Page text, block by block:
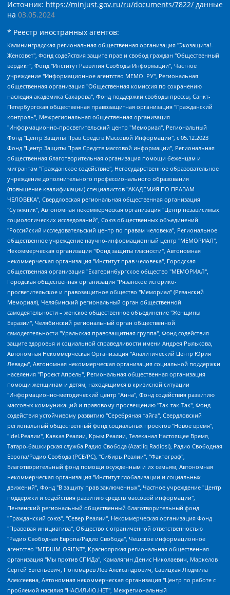
Источник: https://minjust.gov.ru/ru/documents/7822/ данные
на 03.05.2024
* Реестр иностранных агентов:
Калининградская региональная общественная организация "Экозащита!-Женсовет", Фонд содействия защите прав и свобод граждан "Общественный вердикт", Фонд "Институт Развития Свободы Информации", Частное учреждение "Информационное агентство МЕМО. РУ", Региональная общественная организация "Общественная комиссия по сохранению наследия академика Сахарова", Фонд поддержки свободы прессы, Санкт-Петербургская общественная правозащитная организация "Гражданский контроль", Межрегиональная общественная организация "Информационно-просветительский центр "Мемориал", Региональный Фонд "Центр Защиты Прав Средств Массовой Информации", с 05.12.2023 Фонд "Центр Защиты Прав Средств массовой информации", Региональная общественная благотворительная организация помощи беженцам и мигрантам "Гражданское содействие", Негосударственное образовательное учреждение дополнительного профессионального образования (повышение квалификации) специалистов "АКАДЕМИЯ ПО ПРАВАМ ЧЕЛОВЕКА", Свердловская региональная общественная организация "Сутяжник", Автономная некоммерческая организация "Центр независимых социологических исследований", Союз общественных объединений "Российский исследовательский центр по правам человека", Региональное общественное учреждение научно-информационный центр "МЕМОРИАЛ", Некоммерческая организация "Фонд защиты гласности", Автономная некоммерческая организация "Институт прав человека", Городская общественная организация "Екатеринбургское общество "МЕМОРИАЛ", Городская общественная организация "Рязанское историко-просветительское и правозащитное общество "Мемориал" (Рязанский Мемориал), Челябинский региональный орган общественной самодеятельности – женское общественное объединение "Женщины Евразии", Челябинский региональный орган общественной самодеятельности "Уральская правозащитная группа", Фонд содействия защите здоровья и социальной справедливости имени Андрея Рылькова, Автономная Некоммерческая Организация "Аналитический Центр Юрия Левады", Автономная некоммерческая организация социальной поддержки населения "Проект Апрель", Региональная общественная организация помощи женщинам и детям, находящимся в кризисной ситуации "Информационно-методический центр "Анна", Фонд содействия развитию массовых коммуникаций и правовому просвещению "Так-так-Так", Фонд содействия устойчивому развитию "Серебряная тайга", Свердловский региональный общественный фонд социальных проектов "Новое время", "Idel.Реалии", Кавказ.Реалии, Крым.Реалии, Телеканал Настоящее Время, Татаро-башкирская служба Радио Свобода (Azatliq Radiosi), Радио Свободная Европа/Радио Свобода (PCE/PC), "Сибирь.Реалии", "Фактограф", Благотворительный фонд помощи осужденным и их семьям, Автономная некоммерческая организация "Институт глобализации и социальных движений", Фонд "В защиту прав заключенных", Частное учреждение "Центр поддержки и содействия развитию средств массовой информации", Пензенский региональный общественный благотворительный фонд "Гражданский союз", "Север.Реалии", Некоммерческая организация Фонд "Правовая инициатива", Общество с ограниченной ответственностью "Радио Свободная Европа/Радио Свобода", Чешское информационное агентство "MEDIUM-ORIENT", Красноярская региональная общественная организация "Мы против СПИДа", Камалягин Денис Николаевич, Маркелов Сергей Евгеньевич, Пономарев Лев Александрович, Савицкая Людмила Алексеевна, Автономная некоммерческая организация "Центр по работе с проблемой насилия "НАСИЛИЮ.НЕТ", Межрегиональный профессиональный союз работников здравоохранения "Альянс врачей", Юридическое лицо, зарегистрированное в Латвийской Республике, SIA "Medusa Project" (регистрационный номер 40103797863, дата регистрации 10.06.2014), Некоммерческая организация "Фонд по борьбе с коррупцией", Автономная некоммерческая организация "Институт права и публичной политики", Баданин Роман Сергеевич, Гликин Максим Александрович, Железнова Мария Михайловна, Лукьянова Юлия Сергеевна, Маетная Елизавета Витальевна, Маняхин Петр Борисович, Чуракова Ольга Владимировна, Ярош Юлия Петровна, Юридическое лицо "The Insider SIA", зарегистрированное в Риге, Латвийская Республика (дата регистрации 26.06.2015), являющееся администратором доменного имени интернет-издания "The Insider SIA", https://theins.ru, Постернак Алексей Евгеньевич, Рубин Михаил Аркадьевич, Анин Роман Александрович, Юридическое лицо Istories fonds, зарегистрированное в Латвийской Республике (регистрационный номер 50008295751, дата регистрации 24.02.2020), Великовский Дмитрий Александрович, Долинина Ирина Николаевна, Мароховская Алеся Алексеевна, Шлейнов Роман Юрьевич, Шмагун Олеся Валентиновна, Общество с ограниченной ответственностью "Альтаир 2021", Общество с ограниченной ответственностью "Вега 2021", Общество с ограниченной ответственностью "Главный редактор 2021", Общество с ограниченной ответственностью "Ромашки монолит", Важенков Артем Валерьевич, Ивановская областная общественная организация "Центр гендерных исследований", Гурман Юрий Альбертович, Медиапроект "ОВД-Инфо", Егоров Владимир Владимирович, Жилинский Владимир Александрович, Общество с ограниченной ответственностью "ЗП", Иванова София Юрьевна, Карезина Инна Павловна, Кильтау Екатерина Викторовна, Петров Алексей Викторович, Пискунов Сергей Евгеньевич, Смирнов Сергей Сергеевич, Тихонов Михаил Сергеевич, Общество с ограниченной ответственностью "ЖУРНАЛИСТ-ИНОСТРАННЫЙ АГЕНТ", Арапова Галина Юрьевна, Вольтская Татьяна Анатольевна, Американская компания "Mason G.E.S. Anonymous Foundation" (США), являющаяся владельцем интернет-издания https://mnews.world/, Компания "Stichting Bellingcat", зарегистрированная в Нидерландах (дата регистрации 11.07.2018), Захаров Андрей Вячеславович, Клепиковская Екатерина Дмитриевна, Общество с ограниченной ответственностью "МЕМО", Перл Роман Александрович, Симонов Евгений Алексеевич, Соловьева Елена Анатольевна, Сотников Даниил Владимирович, Сурначева Елизавета Дмитриевна, Автономная некоммерческая организация по защите прав человека и информированию населения "Якутия – Наше Мнение", Общество с ограниченной ответственностью "Москоу диджитал медиа", с 26.01.2023 Общество с ограниченной ответственностью "Чайка Белые сады", Ветошкина Валерия Валерьевна, Заговора Максим Александрович, Межрегиональное общественное движение "Российская ЛГБТ - сеть", Оленичев Максим Владимирович, Павлов Иван Юрьевич, Скворцова Елена Сергеевна, Общество с ограниченной ответственностью "Как бы инагент", Кочетков Игорь Викторович, Общество с ограниченной ответственностью "Честные выборы", Еланчик Олег Александрович, Общество с ограниченной ответственностью "Нобелевский призыв", Гималова Регина Эмилевна, Григорьев Андрей Валерьевич, Григорьева Алина Александровна, Ассоциация по содействию защите прав призывников, альтернативнослужащих и военнослужащих "Правозащитная группа "Гражданин.Армия.Право", Хисамова Регина Фаритовна, Автономная некоммерческая организация по реализации социально-правовых программ "Лилит", Дальневосточное общественное движение "Маяк", Санкт-Петербургская ЛГБТ-инициативная группа "Выход", Инициативная группа ЛГБТ+ "Реверс", Алексеев Андрей Викторович, Бекбулатова Таисия Львовна, Беляев Иван Михайлович, Владыкина Елена Сергеевна, Гельман Марат Александрович, Никульшина Вероника Юрьевна, Толоконникова Надежда Андреевна, Шендерович Виктор Анатольевич, Общество с ограниченной ответственностью "Данное сообщение", Общество с ограниченной ответственностью Издательский дом "Новая глава", Айнбиндер Александра Александровна, Московский комьюнити-центр для ЛГБТ+инициатив, Благотворительный фонд развития филантропии, Deutsche Welle (Германия, Kurt-Schumacher-Strasse 3, 53113 Bonn), Борзунова Мария Михайловна, Воробьев Виктор Викторович, Голубева Анна Львовна, Константинова Алла Михайловна, Малкова Ирина Владимировна, Мурадов Мурад Абдулгалимович, Осетинская Елизавета Николаевна, Понасенков Евгений Николаевич, Ганапольский Матвей Юрьевич, Киселев Евгений Алексеевич, Борухович Ирина Григорьевна, Дремин Иван Тимофеевич, Дубровский Дмитрий Викторович, Красноярская региональная общественная организация поддержки и развития альтернативных образовательных технологий и межкультурных коммуникаций "ИНТЕРРА", Маяковская Екатерина Алексеевна, Фейгин Марк Захарович, Филимонов Андрей Викторович, Дзугкоева Регина Николаевна, Доброхотов Роман Александрович, Дудь Юрий Александрович, Елкин Сергей Владимирович, Кругликов Кирилл Игоревич, Сабунаева Мария Леонидовна, Семенов Алексей Владимирович, Шаинян Карен Багратович, Шульман Екатерина Михайловна, Асафьев Артур Валерьевич, Вахштайн Виктор Семенович, Венедиктов Алексей Алексеевич, Лушникова Екатерина Евгеньевна, Волков Леонид Михайлович, Невзоров Александр Глебович, Пархоменко Сергей Борисович, Сироткин Ярослав Николаевич, Кара-Мурза Владимир Владимирович, Баранова Наталья Владимировна, Гозман Леонид Яковлевич, Кагарлицкий Борис Юльевич, Климарев Михаил Валерьевич, Милов Владимир Станиславович, Автономная некоммерческая организация Краснодарский центр современного искусства "Типография", Моргенштерн Алишер Тагирович, Соболь Любовь Эдуардовна, Общество с ограниченной ответственностью "ЛИЗА НОРМ", Каспаров Гарри Кимович, Ходорковский Михаил Борисович, Общество с ограниченной ответственностью "Апрельские тезисы", Данилович Ирина Брониславовна, Кашин Олег Владимирович, Петров Николай Владимирович, Пивоваров Алексей Владимирович, Соколов Михаил Владимирович, Цветкова Юлия Владимировна, Чичваркин Евгений Александрович, Комитет против пыток/Команда против пыток, Общество с ограниченной ответственностью "Первый научный", Общество с ограниченной ответственностью "Вертолет и ко", Белоцерковская Вероника Борисовна, Кац Максим Евгеньевич, Лазарева Татьяна Юрьевна, Шаведдинов Руслан Табризович, Яшин Илья Валерьевич, Общество с ограниченной ответственностью "Иноагент ААВ", Алешковский Дмитрий Петрович, Альбац Евгения Марковна, Быков Дмитрий Львович, Галямина Юлия Евгеньевна, Лойко Сергей Леонидович, Мартынов Кирилл Константинович, Медведев Сергей Александрович, Крашенинников Федор Геннадиевич, Гордеева Катерина Вл